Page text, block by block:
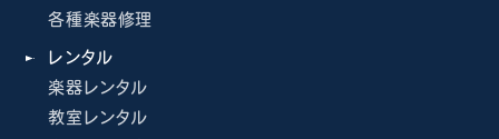
各種楽器修理
レンタル
楽器レンタル
教室レンタル